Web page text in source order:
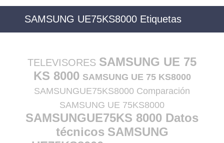
SAMSUNG UE75KS8000 Etiquetas
TELEVISORES SAMSUNG UE 75
KS 8000 SAMSUNG UE 75 KS8000
SAMSUNGUE75KS8000 Comparación
SAMSUNG UE 75KS8000
SAMSUNGUE75KS 8000 Datos
técnicos SAMSUNG